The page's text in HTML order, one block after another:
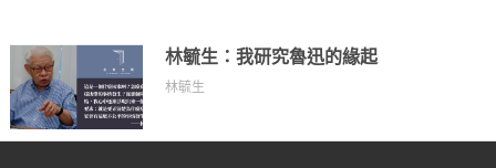
林毓生：我研究魯迅的緣起
林毓生